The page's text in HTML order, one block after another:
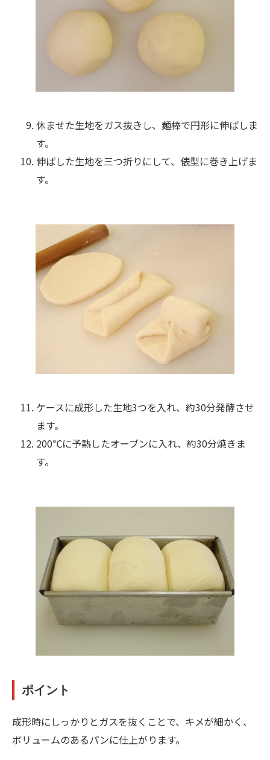
休ませた生地をガス抜きし、麺棒で円形に伸ばしま
す。
伸ばした生地を三つ折りにして、俵型に巻き上げま
す。
ケースに成形した生地3つを入れ、約30分発酵させ
ます。
200℃に予熱したオーブンに入れ、約30分焼きま
す。
ポイント
成形時にしっかりとガスを抜くことで、キメが細かく、
ボリュームのあるパンに仕上がります。